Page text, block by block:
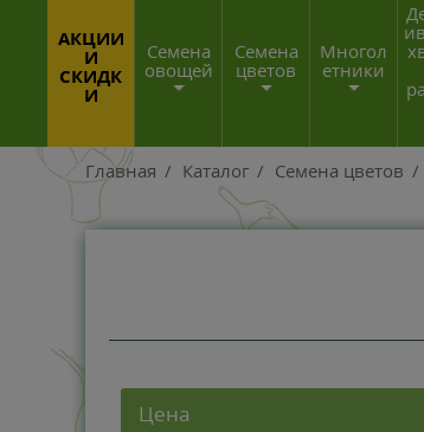
АКЦИИ
И
СКИДК
И
Семена
овощей
Семена
цветов
Многол
етники
Главная / Каталог / Семена цветов /
Цена